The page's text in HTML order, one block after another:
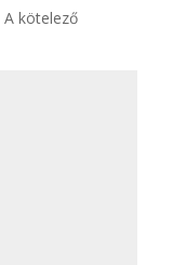
A kötelező